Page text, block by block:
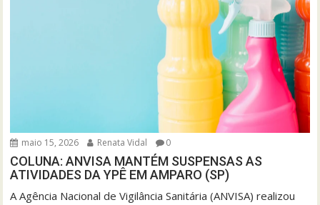
maio 15, 2026 Renata Vidal 0
COLUNA: ANVISA MANTÉM SUSPENSAS AS
ATIVIDADES DA YPÊ EM AMPARO (SP)
A Agência Nacional de Vigilância Sanitária (ANVISA) realizou